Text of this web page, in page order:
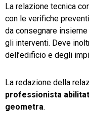
La relazione tecnica
con le verifiche
da consegnare
gli interventi. Deve
dell’edificio e degli
La redazione della
professionista
geometra.